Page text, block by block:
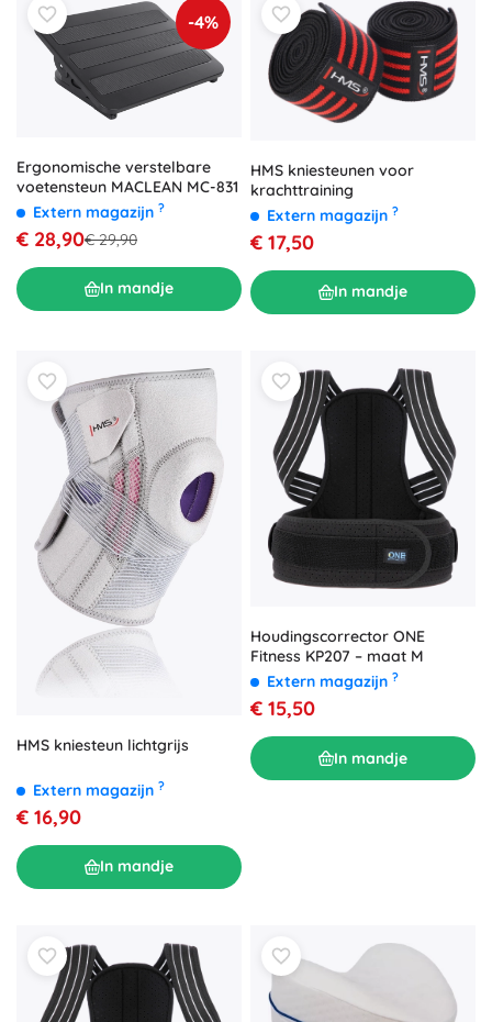
-4%
Ergonomische verstelbare
voetensteun MACLEAN MC-831
Extern magazijn ?
€ 28,90€ 29,90
In mandje
HMS kniesteunen voor
krachttraining
Extern magazijn ?
€ 17,50
In mandje
HMS kniesteun lichtgrijs
Extern magazijn ?
€ 16,90
In mandje
Houdingscorrector ONE
Fitness KP207 – maat M
Extern magazijn ?
€ 15,50
In mandje